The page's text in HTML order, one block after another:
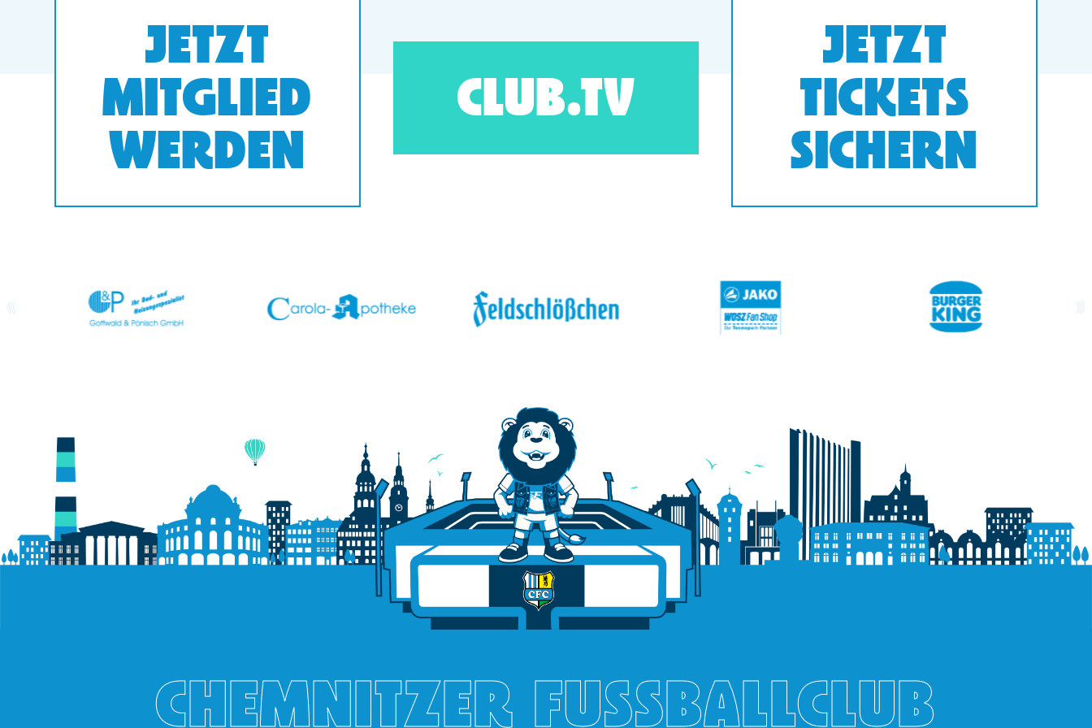
JETZT
MITGLIED
WERDEN
CLUB.TV
JETZT
TICKETS
SICHERN
prev next
CHEMNITZER FUSSBALLCLUB